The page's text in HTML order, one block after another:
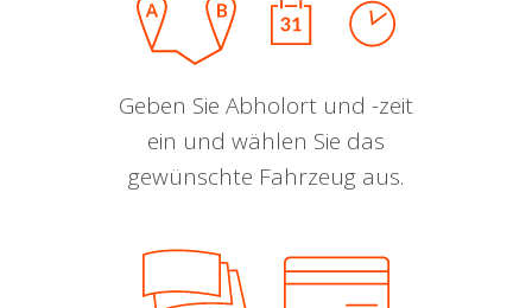
Geben Sie Abholort und -zeit
ein und wählen Sie das
gewünschte Fahrzeug aus.